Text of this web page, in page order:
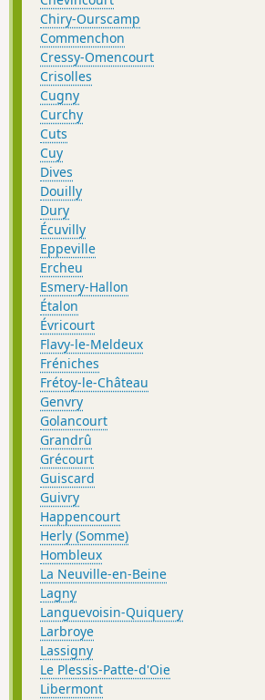
Chiry-Ourscamp
Commenchon
Cressy-Omencourt
Crisolles
Cugny
Curchy
Cuts
Cuy
Dives
Douilly
Dury
Écuvilly
Eppeville
Ercheu
Esmery-Hallon
Étalon
Évricourt
Flavy-le-Meldeux
Fréniches
Frétoy-le-Château
Genvry
Golancourt
Grandrû
Grécourt
Guiscard
Guivry
Happencourt
Herly (Somme)
Hombleux
La Neuville-en-Beine
Lagny
Languevoisin-Quiquery
Larbroye
Lassigny
Le Plessis-Patte-d'Oie
Libermont